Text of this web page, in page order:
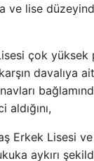
ve lise
çok yüksek
davalıya
Erkek Lisesi
aykırı